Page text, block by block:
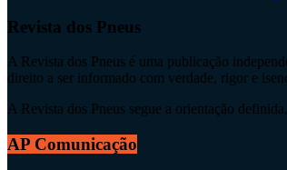
Revista dos Pneus
A Revista dos Pneus é uma publicação
direito a ser informado com verdade, rigor e
A Revista dos Pneus segue a orientação
AP Comunicação